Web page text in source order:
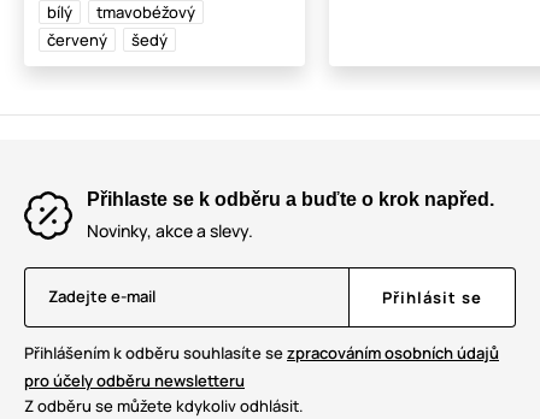
bílý
tmavobéžový
červený
šedý
Přihlaste se k odběru a buďte o krok napřed.
Novinky, akce a slevy.
Zadejte e-mail Přihlásit se
Přihlášením k odběru souhlasíte sezpracováním osobních údajů
pro účely odběru newsletteru
Z odběru se můžete kdykoliv odhlásit.